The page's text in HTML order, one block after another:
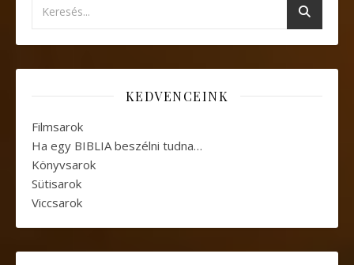
KEDVENCEINK
Filmsarok
Ha egy BIBLIA beszélni tudna…
Könyvsarok
Sütisarok
Viccsarok